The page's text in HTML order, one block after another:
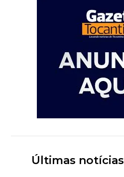
Últimas notícias